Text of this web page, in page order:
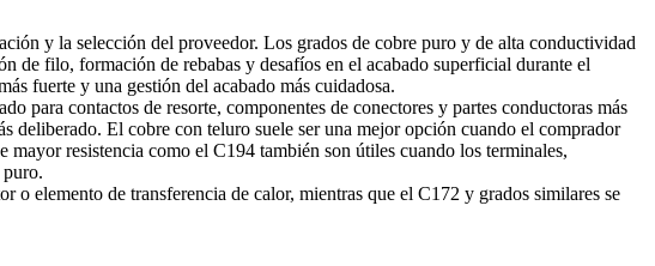
y la selección del proveedor. Los grados de cobre puro y de alta conductividad
de filo, formación de rebabas y desafíos en el acabado superficial durante el
fuerte y una gestión del acabado más cuidadosa.
para contactos de resorte, componentes de conectores y partes conductoras más
deliberado. El cobre con teluro suele ser una mejor opción cuando el comprador
resistencia como el C194 también son útiles cuando los terminales,
elemento de transferencia de calor, mientras que el C172 y grados similares se